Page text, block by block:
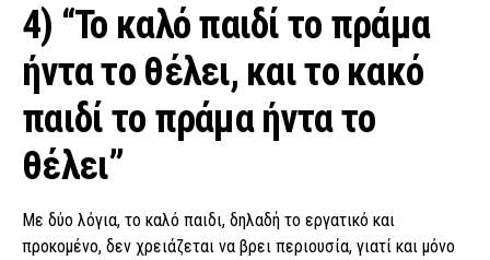
4) “Το καλό παιδί το πράμα
ήντα το θέλει, και το κακό
παιδί το πράμα ήντα το
θέλει”
Με δύο λόγια, το καλό παιδι, δηλαδή το εργατικό και
προκομένο, δεν χρειάζεται να βρει περιουσία, γιατί και μόνο